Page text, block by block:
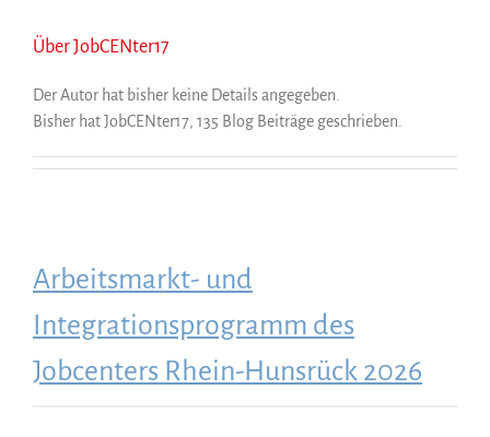
Über JobCENter17
Der Autor hat bisher keine Details angegeben.
Bisher hat JobCENter17, 135 Blog Beiträge geschrieben.
Arbeitsmarkt- und
Integrationsprogramm des
Jobcenters Rhein-Hunsrück 2026